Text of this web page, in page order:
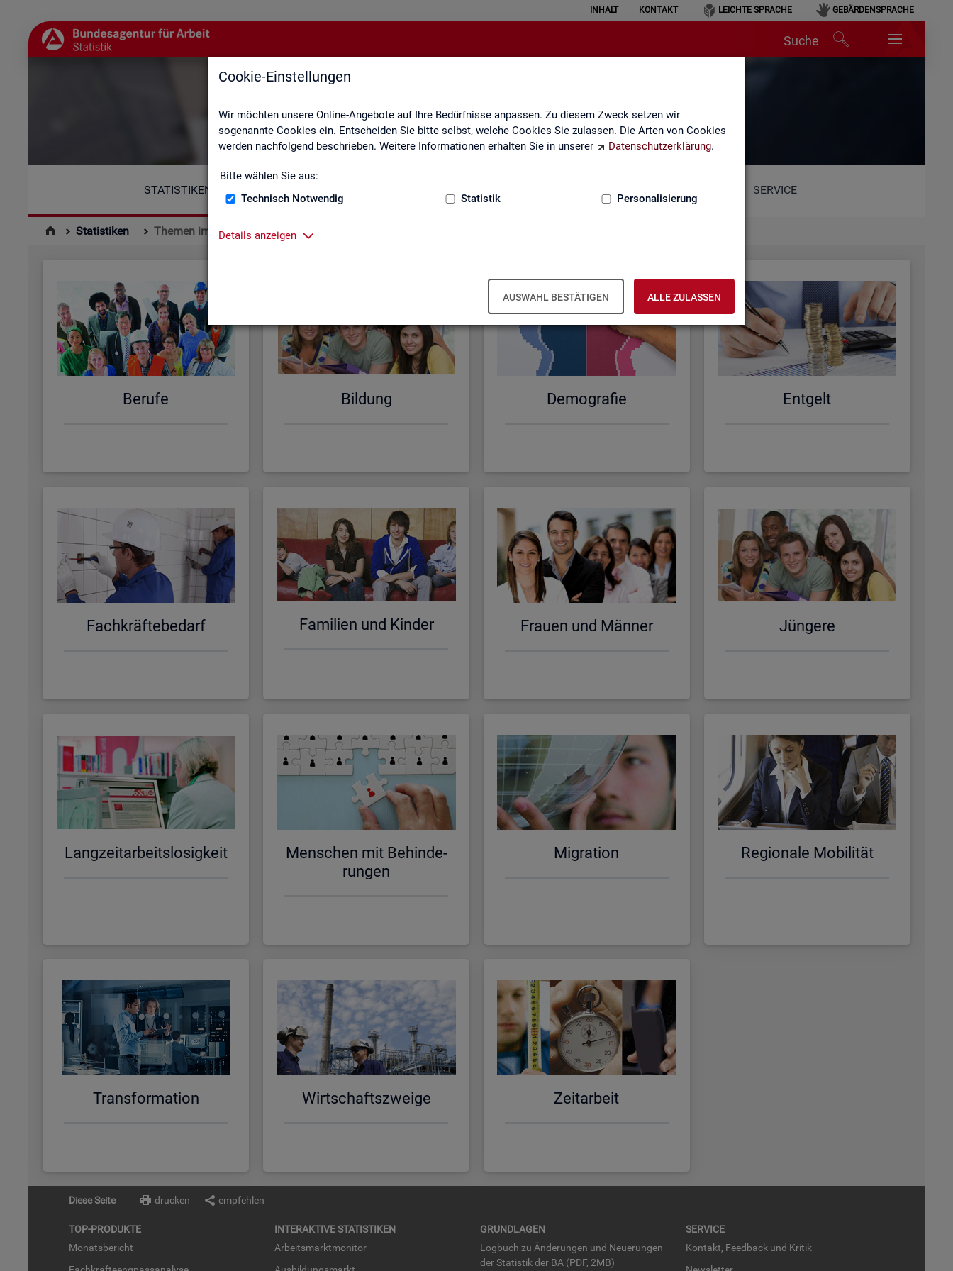
Cookie-Einstellungen
Wir möchten unsere Online-Angebote auf Ihre Bedürfnisse anpassen. Zu diesem Zweck setzen wir
sogenannte Cookies ein. Entscheiden Sie bitte selbst, welche Cookies Sie zulassen. Die Arten von Cookies
werden nachfolgend beschrieben. Weitere Informationen erhalten Sie in unserer
Datenschutzerklärung.
Bitte wählen Sie aus:
Technisch Notwendig
Statistik Personalisierung
Details anzeigen
AUSWAHL BESTÄTIGEN ALLE ZULASSEN
INHALT KONTAKT LEICHTE SPRACHE GEBÄRDENSPRACHE
Suche
Themen im Fokus
STATISTIKEN SERVICE
Statistiken Themen im Fokus
Be­ru­fe Bil­dung De­mo­gra­fie Ent­gelt
Fach­kräf­te­be­darf Fa­mi­li­en und Kin­der Frau­en und Män­ner Jün­ge­re
Lang­zeit­ar­beits­lo­sig­keit
Men­schen mit Be­hin­de­
run­gen
Mi­gra­ti­on Re­gio­na­le Mo­bi­li­tät
Trans­for­ma­ti­on Wirt­schafts­zwei­ge Zeit­ar­beit
Diese Seite drucken empfehlen
TOP-PRO­DUK­TE
Mo­nats­be­richt
IN­TER­AK­TI­VE STA­TIS­TI­KEN
Ar­beits­markt­mo­ni­tor
GRUND­LA­GEN
Log­buch zu Än­de­run­gen und Neue­run­gen
der Sta­tis­tik der BA (PDF, 2MB)
SER­VICE
Kon­takt, Feed­back und Kri­tik